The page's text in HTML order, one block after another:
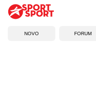
NOVO FORUM